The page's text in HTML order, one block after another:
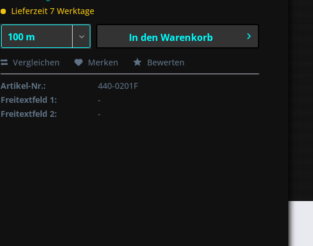
Lieferzeit 7 Werktage
In den Warenkorb
Vergleichen Merken Bewerten
Artikel-Nr.:
440-0201F
Freitextfeld 1:
-
Freitextfeld 2:
-